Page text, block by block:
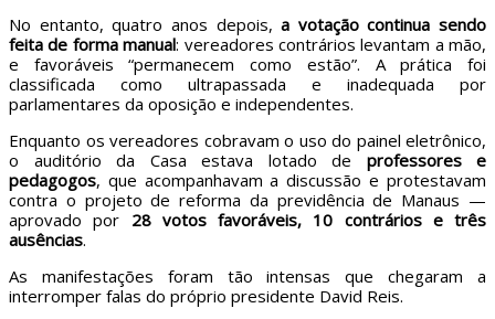
No entanto, quatro anos depois,a votação continua sendo
feita de forma manual: vereadores contrários levantam a mão,
e favoráveis “permanecem como estão”. A prática foi
classificada como ultrapassada e inadequada por
parlamentares da oposição e independentes.
Enquanto os vereadores cobravam o uso do painel eletrônico,
o auditório da Casa estava lotado de professores e
pedagogos, que acompanhavam a discussão e protestavam
contra o projeto de reforma da previdência de Manaus —
aprovado por 28 votos favoráveis, 10 contrários e três
ausências.
As manifestações foram tão intensas que chegaram a
interromper falas do próprio presidente David Reis.